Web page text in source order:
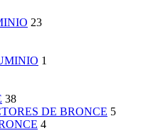
23
1
38
DE BRONCE 5
4